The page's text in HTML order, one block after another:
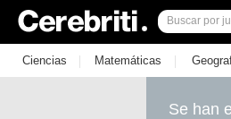
Ciencias | Matemáticas |
Se han